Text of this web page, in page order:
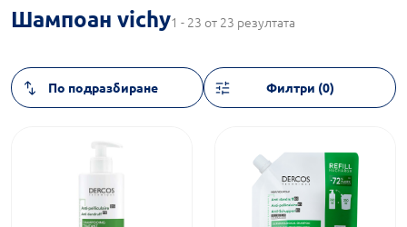
Шампоан vichy1 - 23 от 23 резултата
Филтри (0)